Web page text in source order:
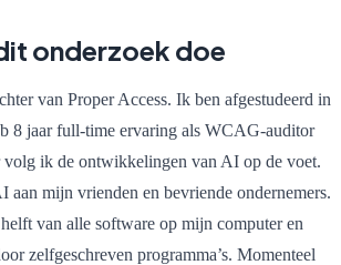
onderzoek doe
van Proper Access. Ik ben afgestudeerd in
8 jaar full-time ervaring als WCAG-auditor
volg ik de ontwikkelingen van AI op de voet.
aan mijn vrienden en bevriende ondernemers.
van alle software op mijn computer en
zelfgeschreven programma’s. Momenteel